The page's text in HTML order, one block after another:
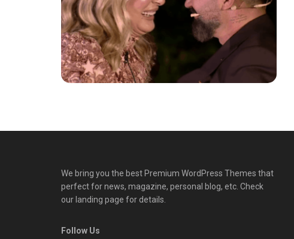
We bring you the best Premium WordPress Themes that
perfect for news, magazine, personal blog, etc. Check
our landing page for details.
Follow Us